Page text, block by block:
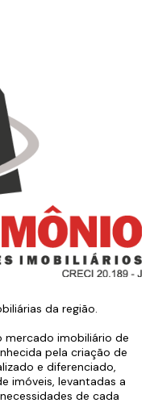
da região.
mercado imobiliário de
pela criação de
e diferenciado,
imóveis, levantadas a
de cada